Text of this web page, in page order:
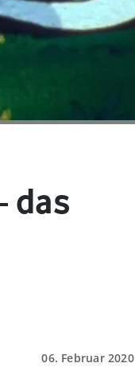
das
06. Februar 2020